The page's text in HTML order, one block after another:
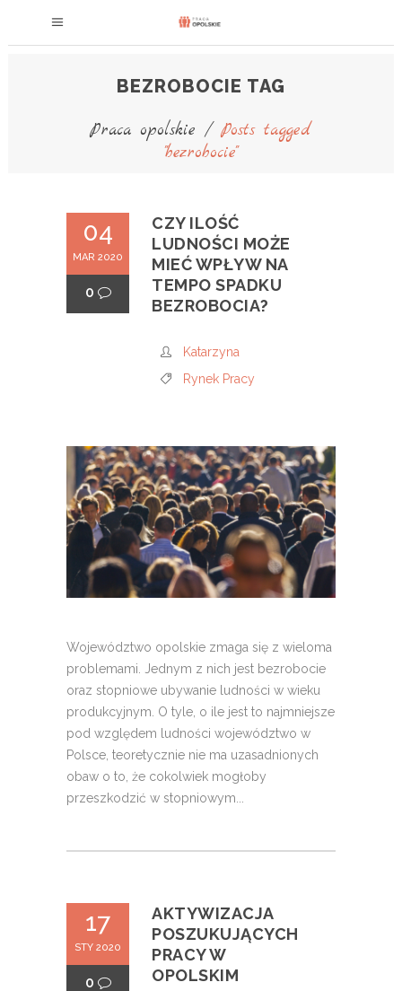
BEZROBOCIE TAG
Praca opolskie /Posts tagged
"bezrobocie"
04
MAR 2020
0
CZY ILOŚĆ
LUDNOŚCI MOŻE
MIEĆ WPŁYW NA
TEMPO SPADKU
BEZROBOCIA?
Katarzyna
Rynek Pracy
Województwo opolskie zmaga się z wieloma
problemami. Jednym z nich jest bezrobocie
oraz stopniowe ubywanie ludności w wieku
produkcyjnym. O tyle, o ile jest to najmniejsze
pod względem ludności województwo w
Polsce, teoretycznie nie ma uzasadnionych
obaw o to, że cokolwiek mogłoby
przeszkodzić w stopniowym...
17
STY 2020
0
AKTYWIZACJA
POSZUKUJĄCYCH
PRACY W
OPOLSKIM